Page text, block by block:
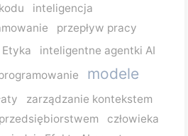
inteligencja
przepływ pracy
Etyka
inteligentne agentki AI
modele
zarządzanie kontekstem
przedsiębiorstwem
człowieka